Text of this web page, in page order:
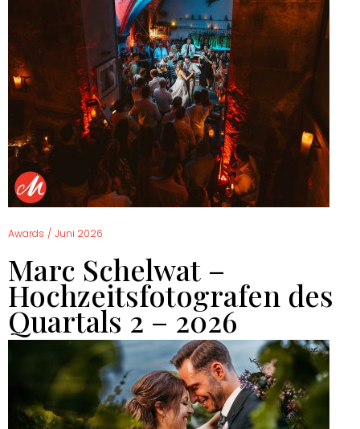
Awards / Juni 2026
Marc Schelwat –
Hochzeitsfotografen des
Quartals 2 – 2026